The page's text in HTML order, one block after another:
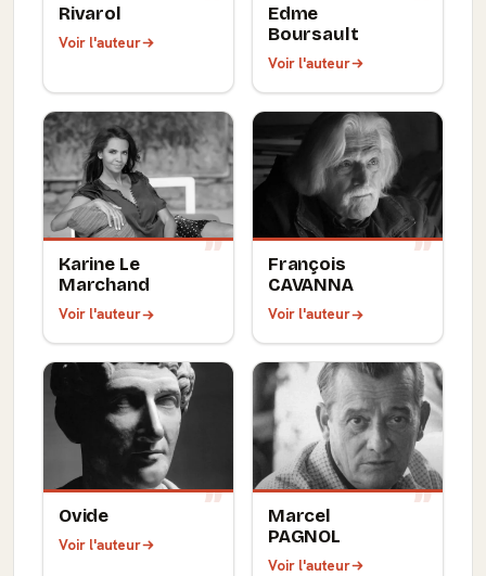
Rivarol
Voir l'auteur
Edme
Boursault
Voir l'auteur
Karine Le
Marchand
Voir l'auteur
François
CAVANNA
Voir l'auteur
Ovide
Voir l'auteur
Marcel
PAGNOL
Voir l'auteur